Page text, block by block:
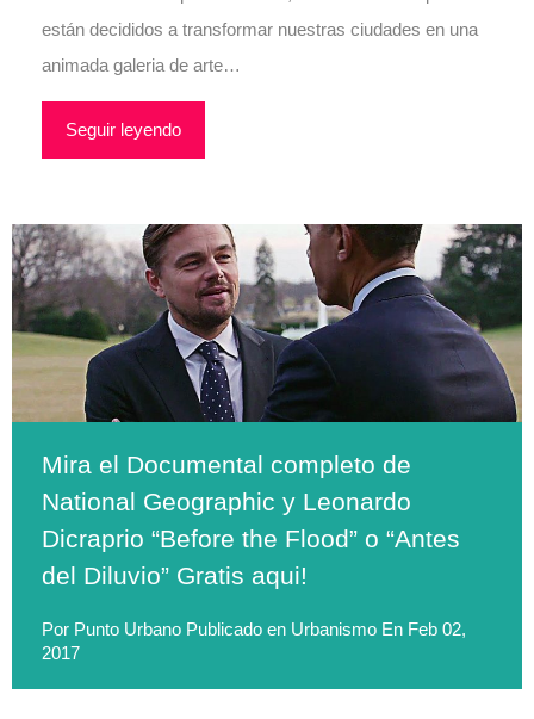
están decididos a transformar nuestras ciudades en una
animada galeria de arte…
Seguir leyendo
Mira el Documental completo de
National Geographic y Leonardo
Dicraprio “Before the Flood” o “Antes
del Diluvio” Gratis aqui!
Por Punto Urbano Publicado en Urbanismo En Feb 02,
2017